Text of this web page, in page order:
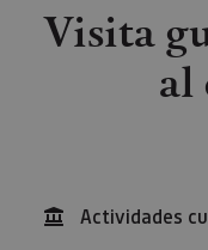
Visita
al
Actividades